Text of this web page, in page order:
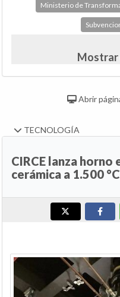
Ministerio de
Mostrar
Abrir
TECNOLOGÍA
CIRCE lanza
cerámica a 1.500 °C